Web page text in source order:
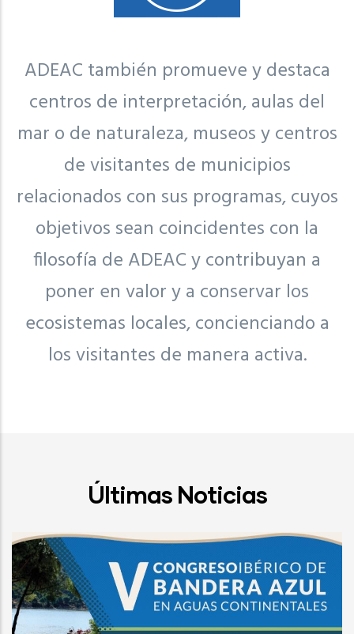
ADEAC también promueve y destaca
centros de interpretación, aulas del
mar o de naturaleza, museos y centros
de visitantes de municipios
relacionados con sus programas, cuyos
objetivos sean coincidentes con la
filosofía de ADEAC y contribuyan a
poner en valor y a conservar los
ecosistemas locales, concienciando a
los visitantes de manera activa.
Últimas Noticias